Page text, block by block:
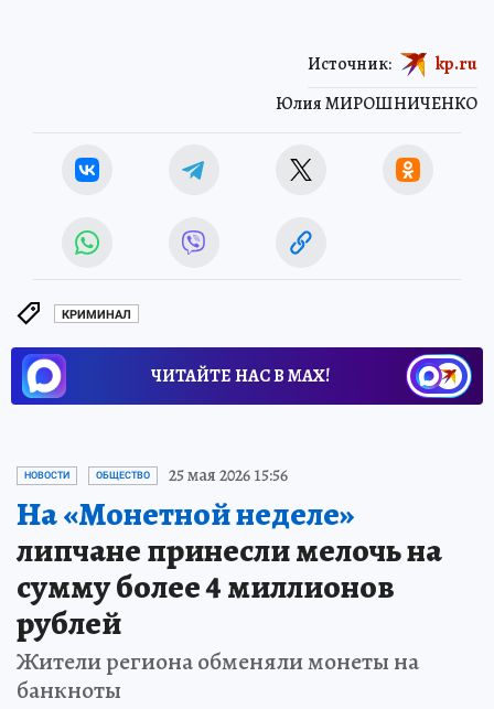
Юлия МИРОШНИЧЕНКО
Источник: kp.ru
КРИМИНАЛ
ЧИТАЙТЕ НАС В МАХ!
НОВОСТИ ОБЩЕСТВО 25 мая 2026 15:56
На «Монетной неделе»
липчане принесли мелочь на
сумму более 4 миллионов
рублей
Жители региона обменяли монеты на
банкноты